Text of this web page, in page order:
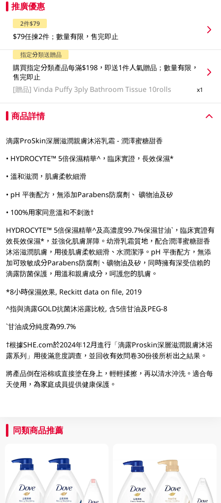
推廣優惠
2件$79
$79任揀2件；數量有限，售完即止
指定分類送贈品
購買指定分類產品每滿$198，即送1件人氣贈品；數量有限，
售完即止
[贈品]Vinda Puffy 3ply Bathroom Tissue 10rolls x1
商品詳情
滴露ProSkin深層滋潤親膚沐浴乳霜 -​ 潤澤蜜糖甜香
• HYDROCYTE™ 5倍保濕精華^，臨床實證，長效保濕*
• 溫和滋潤，肌膚柔軟細滑
• pH 平衡配方，無添加Parabens防腐劑、 礦物油及矽
• 100%用家同意溫和不刺激†
HYDROCYTE™ 5倍保濕精華^及高濃度99.7%保濕甘油`，臨床實證有
效長效保濕*，並強化肌膚屏障。幼滑乳霜質地，配合潤澤蜜糖甜香
沐浴滋潤肌膚，用後肌膚柔軟細滑、水潤潔淨。pH 平衡配方，無添
加可致敏成分Parabens防腐劑、礦物油及矽，同時擁有深受信賴的
滴露防菌保護，用溫和親膚成分，呵護您的肌膚。
*8小時保濕效果, Reckitt data on file, 2019
^指與滴露GOLD抗菌沐浴露比較, 含5倍甘油及PEG-8
`甘油成分純度為99.7%
†根據SHE.com於2024年12月進行「滴露Proskin深層滋潤親膚沐浴
露系列」用後滿意度調查，並回收有效問卷30份後所析出之結果。
將產品倒在浴棉或直接塗在身上，輕輕揉擦，再以清水沖洗。適合每
天使用，為家庭成員提供健康保護。
同類商品推薦